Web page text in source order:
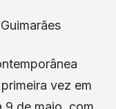
vez em